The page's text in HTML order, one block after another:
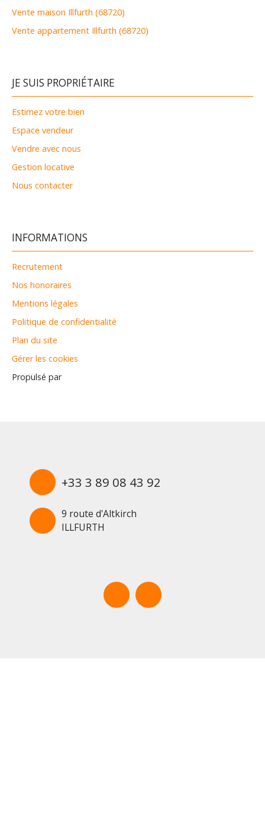
Vente maison Illfurth (68720)
Vente appartement Illfurth (68720)
JE SUIS PROPRIÉTAIRE
Estimez votre bien
Espace vendeur
Vendre avec nous
Gestion locative
Nous contacter
INFORMATIONS
Recrutement
Nos honoraires
Mentions légales
Politique de confidentialité
Plan du site
Gérer les cookies
Propulsé par
+33 3 89 08 43 92
9 route d'Altkirch
ILLFURTH